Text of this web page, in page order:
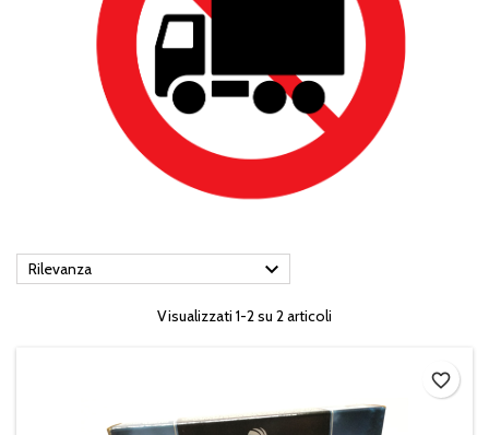
Rilevanza 
Visualizzati 1-2 su 2 articoli
favorite_border